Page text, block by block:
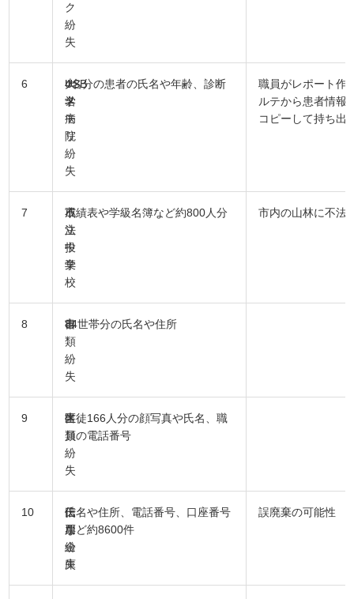
ク
紛
失
6
大
学
病
院
USB
メ
モ
リ
紛
失
4名分の患者の氏名や年齢、診断
名
職員がレポート作
ルテから患者情報
コピーして持ち出
7
市
立
中
学
校
不
法
投
棄
成績表や学級名簿など約800人分 市内の山林に不法
8 市
書
類
紛
失
84世帯分の氏名や住所
9 区
書
類
紛
失
生徒166人分の顔写真や氏名、職
員の電話番号
10
信
用
金
庫
伝
票
紛
失
氏名や住所、電話番号、口座番号
など約8600件
誤廃棄の可能性